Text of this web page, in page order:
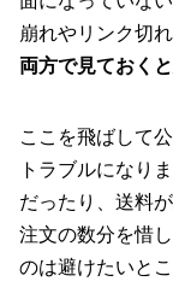
崩れやリンク切れ
両方で見ておく
ここを飛ばして
トラブルになり
だったり、送料
注文の数分を惜
のは避けたいとこ